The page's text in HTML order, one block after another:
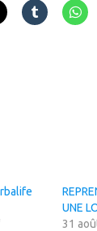
UNE
31